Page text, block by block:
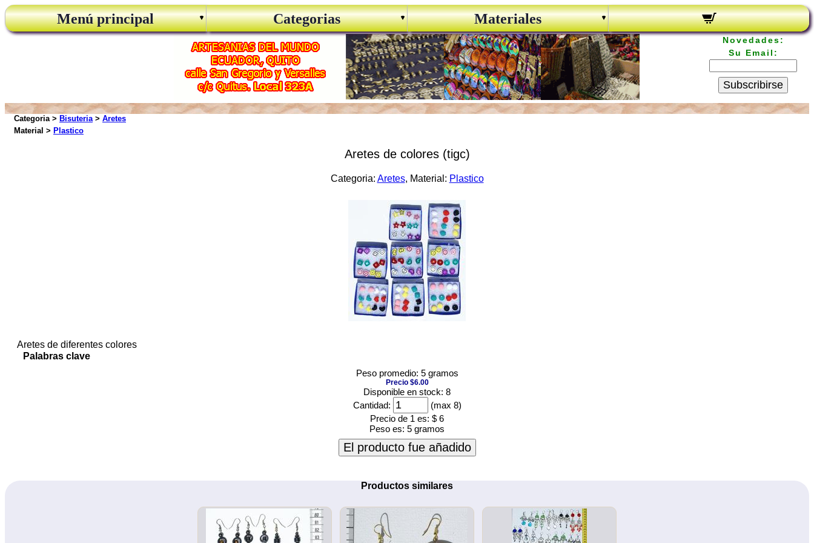
Menú principal Categorias Materiales
Novedades:
Su Email:
Subscribirse
Categoria > Bisuteria> Aretes
Material > Plastico
Aretes de colores (tigc)
Categoria: Aretes, Material: Plastico
Aretes de diferentes colores
Palabras clave
Peso promedio: 5 gramos
Precio $6.00
Disponible en stock: 8
Cantidad:
(max 8)
Precio de 1 es: $ 6
Peso es: 5 gramos
El producto fue añadido
Productos similares